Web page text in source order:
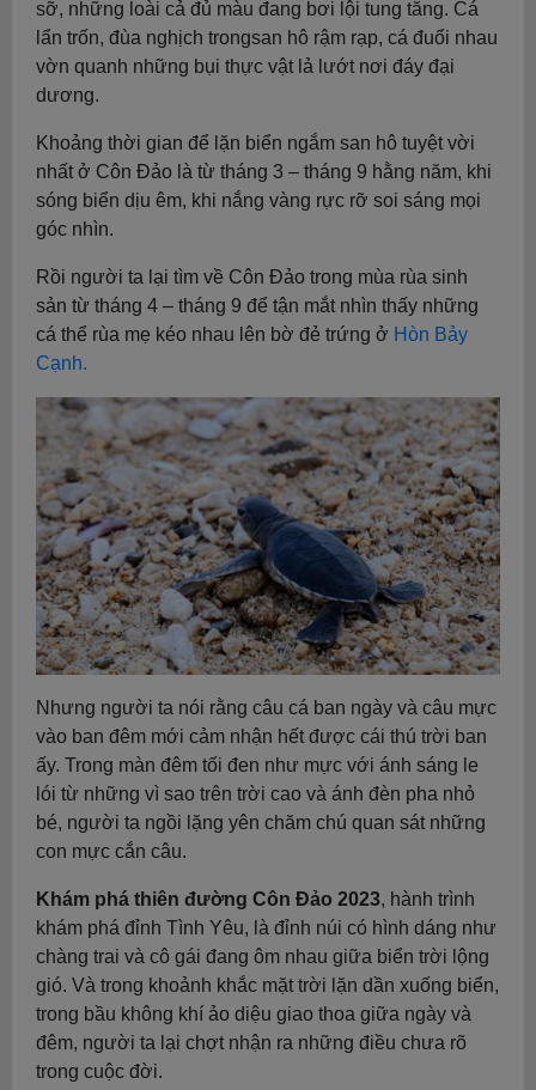
sỡ, những loài cả đủ màu đang bơi lội tung tăng. Cá
lẩn trốn, đùa nghịch trongsan hô rậm rạp, cá đuổi nhau
vờn quanh những bụi thực vật lả lướt nơi đáy đại
dương.
Khoảng thời gian để lặn biển ngắm san hô tuyệt vời
nhất ở Côn Đảo là từ tháng 3 – tháng 9 hằng năm, khi
sóng biển dịu êm, khi nắng vàng rực rỡ soi sáng mọi
góc nhìn.
Rồi người ta lại tìm về Côn Đảo trong mùa rùa sinh
sản từ tháng 4 – tháng 9 để tận mắt nhìn thấy những
cá thể rùa mẹ kéo nhau lên bờ đẻ trứng ở Hòn Bảy
Cạnh.
Nhưng người ta nói rằng câu cá ban ngày và câu mực
vào ban đêm mới cảm nhận hết được cái thú trời ban
ấy. Trong màn đêm tối đen như mực với ánh sáng le
lói từ những vì sao trên trời cao và ánh đèn pha nhỏ
bé, người ta ngồi lặng yên chăm chú quan sát những
con mực cắn câu.
Khám phá thiên đường Côn Đảo 2023, hành trình
khám phá đỉnh Tình Yêu, là đỉnh núi có hình dáng như
chàng trai và cô gái đang ôm nhau giữa biển trời lộng
gió. Và trong khoảnh khắc mặt trời lặn dần xuống biển,
trong bầu không khí ảo diệu giao thoa giữa ngày và
đêm, người ta lại chợt nhận ra những điều chưa rõ
trong cuộc đời.